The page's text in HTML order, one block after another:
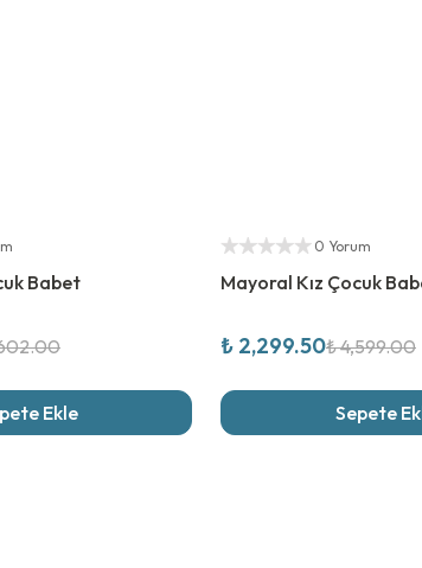
Babet
Ekle
Yetkili Satıcı
0 Yorum
Mayoral Kız Çocuk
₺ 2,299.50₺ 4,599.00
Sepete